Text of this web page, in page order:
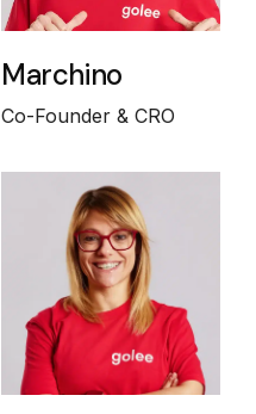
Marchino
Co-Founder & CRO